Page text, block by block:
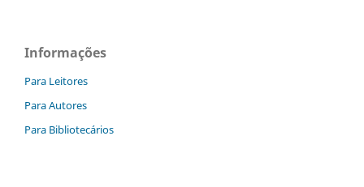
Informações
Para Leitores
Para Autores
Para Bibliotecários